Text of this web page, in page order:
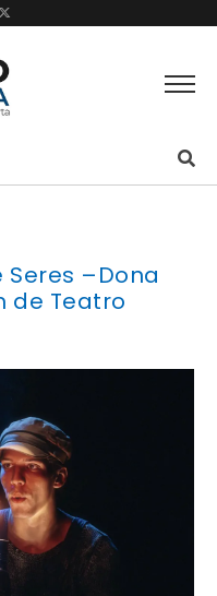
Seres –Dona
de Teatro